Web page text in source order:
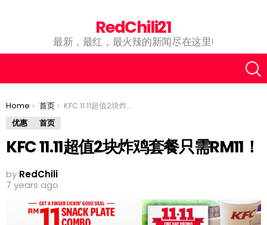
RedChili21
最新，最红，最火辣的新闻尽在这里!
You are here:
Home 首页
KFC 11.11超值2块炸鸡套餐只需RM11！
优惠
首页
KFC 11.11超值2块炸鸡套餐只需RM11！
by RedChili
7 years ago